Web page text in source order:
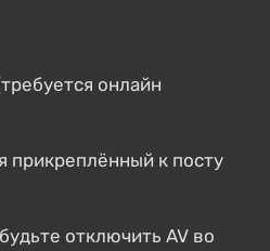
онлайн
прикреплённый к посту
отключить AV во